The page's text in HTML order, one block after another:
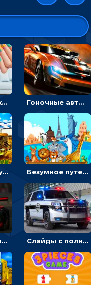
Пазлы с маникюром: собери идеальный рисунок для ногтей Гоночные авто в пазлах: разбей картинку и собери снова
Армейские грузовики в пазлах: собери военную машину Безумное путешествие друзей по миру: собирать пазлы из фото с животными
Пазлы с гоночными автомобилями: собери свой болид по частям Слайды с полицейскими машинами: перемещать пазлы, чтобы собрать картинку